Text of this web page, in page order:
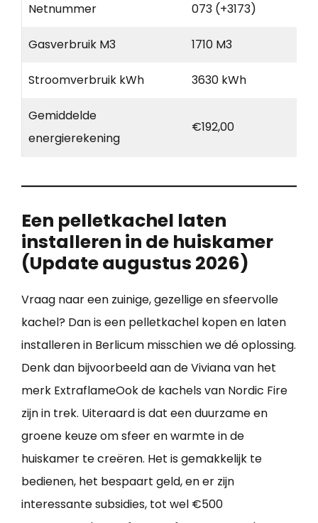
Netnummer 073 (+3173)
Gasverbruik M3 1710 M3
Stroomverbruik kWh 3630 kWh
Gemiddelde
energierekening
€192,00
Een pelletkachel laten
installeren in de huiskamer
(Update augustus 2026)
Vraag naar een zuinige, gezellige en sfeervolle
kachel? Dan is een pelletkachel kopen en laten
installeren in Berlicum misschien we dé oplossing.
Denk dan bijvoorbeeld aan de Viviana van het
merk ExtraflameOok de kachels van Nordic Fire
zijn in trek. Uiteraard is dat een duurzame en
groene keuze om sfeer en warmte in de
huiskamer te creëren. Het is gemakkelijk te
bedienen, het bespaart geld, en er zijn
interessante subsidies, tot wel €500